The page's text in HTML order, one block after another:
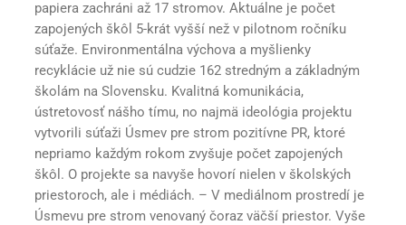
papiera zachráni až 17 stromov. Aktuálne je počet
zapojených škôl 5-krát vyšší než v pilotnom ročníku
súťaže. Environmentálna výchova a myšlienky
recyklácie už nie sú cudzie 162 stredným a základným
školám na Slovensku. Kvalitná komunikácia,
ústretovosť nášho tímu, no najmä ideológia projektu
vytvorili súťaži Úsmev pre strom pozitívne PR, ktoré
nepriamo každým rokom zvyšuje počet zapojených
škôl. O projekte sa navyše hovorí nielen v školských
priestoroch, ale i médiách. – V mediálnom prostredí je
Úsmevu pre strom venovaný čoraz väčší priestor. Vyše